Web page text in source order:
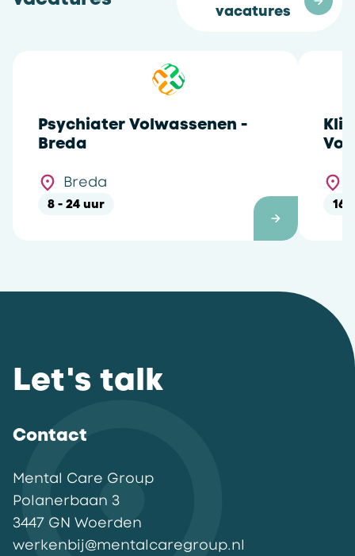
vacatures
Psychiater Volwassenen -
Breda
Breda
8 - 24 uur 16
Let's talk
Contact
Mental Care Group
Polanerbaan 3
3447 GN Woerden
werkenbij@mentalcaregroup.nl